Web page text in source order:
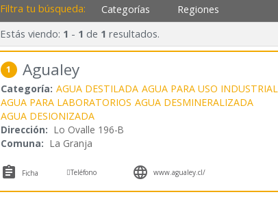
Filtra tu búsqueda: Categorías Regiones
Estás viendo: 1 - 1 de 1 resultados.
1 Agualey
Categoría: AGUA DESTILADA AGUA PARA USO INDUSTRIAL
AGUA PARA LABORATORIOS AGUA DESMINERALIZADA
AGUA DESIONIZADA
Dirección: Lo Ovalle 196-B
Comuna: La Granja
 Ficha Teléfono  www.agualey.cl/